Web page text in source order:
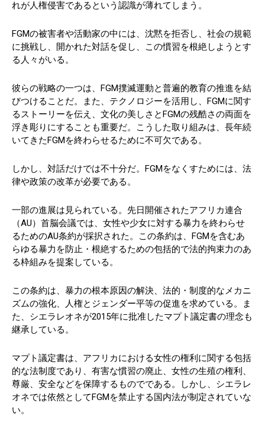
れが人権侵害であるという認識が薄れてしまう。
FGMの被害者や活動家の中には、沈黙を拒否し、社会の規範
に挑戦し、開かれた対話を促し、この慣習を根絶しようとす
る人々がいる。
彼らの戦略の一つは、FGM撲滅運動と普遍的教育の推進を結
びつけることだ。また、テクノロジーを活用し、FGMに関す
るストーリーを伝え、文化の美しさとFGMの残酷さの両面を
浮き彫りにすることも重要だ。こうした取り組みは、長年続
いてきたFGMを終わらせるために不可欠である。
しかし、対話だけでは不十分だ。FGMをなくすためには、法
律や政策の改革が必要である。
一部の進展は見られている。先日開催されたアフリカ連合
（AU）首脳会議では、女性や少女に対する暴力を終わらせ
るためのAU条約が採択された。この条約は、FGMを含むあ
らゆる暴力を防止・根絶するための包括的で法的拘束力のあ
る枠組みを提案している。
この条約は、暴力の根本原因の解決、法的・制度的なメカニ
ズムの強化、人権とジェンダー平等の促進を求めている。ま
た、シエラレオネが2015年に批准したマプト議定書の理念も
継承している。
マプト議定書は、アフリカにおける女性の権利に関する包括
的な法制度であり、有害な慣習の廃止、女性の生殖の権利、
尊厳、安全などを保障するものでである。しかし、シエラレ
オネでは依然としてFGMを禁止する国内法が制定されていな
い。